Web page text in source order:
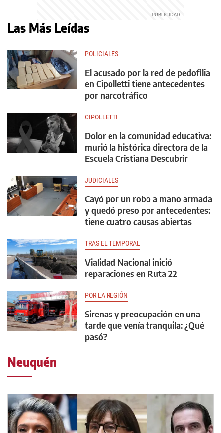
Las Más Leídas
POLICIALES
El acusado por la red de pedofilia
en Cipolletti tiene antecedentes
por narcotráfico
CIPOLLETTI
Dolor en la comunidad educativa:
murió la histórica directora de la
Escuela Cristiana Descubrir
JUDICIALES
Cayó por un robo a mano armada
y quedó preso por antecedentes:
tiene cuatro causas abiertas
TRAS EL TEMPORAL
Vialidad Nacional inició
reparaciones en Ruta 22
POR LA REGIÓN
Sirenas y preocupación en una
tarde que venía tranquila: ¿Qué
pasó?
Neuquén